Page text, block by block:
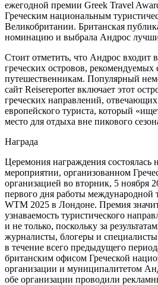
ежегодной премии Greek Travel
Греческим национальным
Великобритании. Британская
номинацию и выбрала Андрос
Стоит отметить, что Андрос входит
греческих островов, рекомендуемых
путешественникам. Популярный
сайт Reisereporter включает этот
греческих направлений,
европейского туриста, который
место для отдыха вне пикового
Награда
Церемония награждения состоялась
мероприятии, организованном
организацией во вторник, 5 ноября
первого дня работы международной
WTM 2025 в Лондоне. Премия
узнаваемость туристического
и не только, поскольку за
журналисты, блогеры и
в течение всего предыдущего
британским офисом Греческой
организации и муниципалитетом
обе организации проводили